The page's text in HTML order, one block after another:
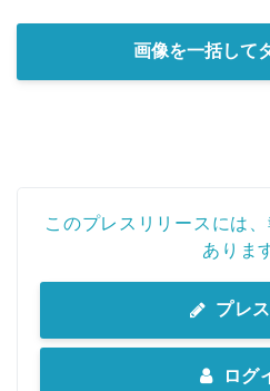
画像を一括して
このプレスリリースには
ありま
プレ
ログ